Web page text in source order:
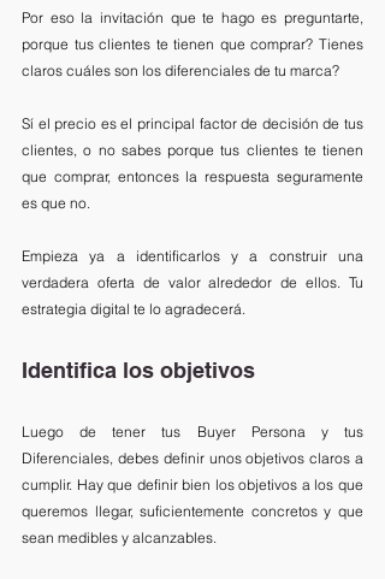
Por eso la invitación que te hago es preguntarte,
porque tus clientes te tienen que comprar? Tienes
claros cuáles son los diferenciales de tu marca?
Sí el precio es el principal factor de decisión de tus
clientes, o no sabes porque tus clientes te tienen
que comprar, entonces la respuesta seguramente
es que no.
Empieza ya a identificarlos y a construir una
verdadera oferta de valor alrededor de ellos. Tu
estrategia digital te lo agradecerá.
Identifica los objetivos
Luego de tener tus Buyer Persona y tus
Diferenciales, debes definir unos objetivos claros a
cumplir. Hay que definir bien los objetivos a los que
queremos llegar, suficientemente concretos y que
sean medibles y alcanzables.